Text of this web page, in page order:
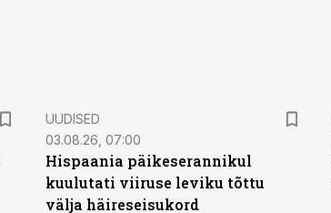
UUDISED
03.08.26, 07:00
Hispaania päikeserannikul
kuulutati viiruse leviku tõttu
välja häireseisukord